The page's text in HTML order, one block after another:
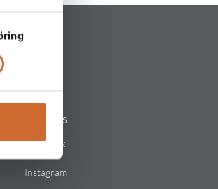
Följ oss
Facebook
Instagram